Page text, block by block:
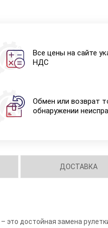
Все цены на сайте
НДС
Обмен или возврат
обнаружении
ДОСТАВКА
– это достойная замена